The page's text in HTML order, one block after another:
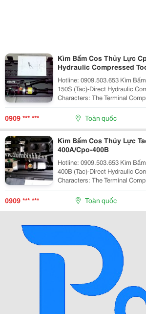
Kìm Bấm Cos Thủy Lực
Hydraulic Compressed
Hotline: 0909.503.653 Kìm Bấm Cos Thủy Lực Cpo-
150S (Tac)-Direct Hydraulic
Characters: The Terminal Compressed Tool Is Suitable
To The Specifications Of Din, Awg, Jis.
Two-Section Type, When Low...
0909 *** *** Toàn quốc
Kìm Bấm Cos Thủy Lực
400A/Cpo-400B
Hotline: 0909.503.653 Kìm Bấm Cos Thủy Lực Cpo-
400B (Tac)-Direct Hydraulic
Characters: The Terminal Compressed Tool Is Suitable
To The Specifications Of Din, Awg, Jis.
Two-Section Type, When Low
0909 *** *** Toàn quốc